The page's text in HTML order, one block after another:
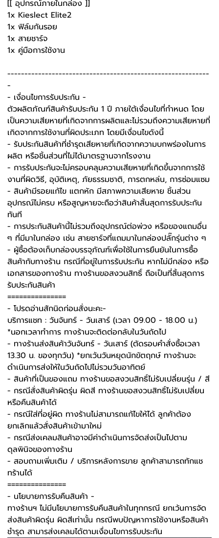
[[ อุปกรณ์ภายในกล่อง ]]
1x Kieslect Elite2
1x ฟิล์มกันรอย
1x สายชาร์จ
1x คู่มือการใช้งาน
-----------------------------------------------------------
-
-️ เงื่อนไขการรับประกัน -️
ตัวผลิตภัณฑ์สินค้ารับประกัน 1 ปี ภายใต้เงื่อนไขที่กำหนด โดย
เป็นความเสียหายที่เกิดจากการผลิตและไม่รวมถึงความเสียหายที่
เกิดจากการใช้งานที่ผิดประเภท โดยมีเงื่อนไขดังนี้
- รับประกันสินค้าที่ชำรุดเสียหายที่เกิดจากความบกพร่องในการ
ผลิต หรือชิ้นส่วนที่ไม่ได้มาตรฐานจากโรงงาน
- การรับประกันจะไม่ครอบคลุมความเสียหายที่เกิดขึ้นจากการใช้
งานที่ผิดวิธี, อุบัติเหตุ, ภัยธรรมชาติ, การตกหล่น, การซ่อมแซม
- สินค้ามีรอยแก้ไข แตกหัก มีสภาพความเสียหาย ชิ้นส่วน
อุปกรณ์ไม่ครบ หรือสูญหายจะถือว่าสินค้าสิ้นสุดการรับประกัน
ทันที
- การประกันสินค้านี้ไม่รวมถึงอุปกรณ์ต่อพ่วง หรือของแถมอื่น
ๆ ที่มีมาในกล่อง เช่น สายชาร์จที่แถมมาในกล่องปลั๊กรุ่นต่าง ๆ
-️ ผู้ซื้อต้องเก็บกล่องบรรจุภัณฑ์เพื่อใช้ในการยืนยันในการซื้อ
สินค้ากับทางร้าน กรณีที่อยู่ในการรับประกัน หากไม่มีกล่อง หรือ
เอกสารของทางร้าน ทางร้านขอสงวนสิทธิ์ ถือเป็นที่สิ้นสุดการ
รับประกันสินค้า
===============
-️ โปรดอ่านสักนิดก่อนสั่งนะคะ-️
บริการแชท : วันจันทร์ - วันเสาร์ (เวลา 09.00 - 18.00 น.)
*นอกเวลาทำการ ทางร้านจะติดต่อกลับในวันถัดไป
- ทางร้านส่งสินค้าวันจันทร์ - วันเสาร์ (ตัดรอบคำสั่งซื้อเวลา
13.30 น. ของทุกวัน) *ยกเว้นวันหยุดนักขัตฤกษ์ ทางร้านจะ
ดำเนินการส่งให้ในวันถัดไปไม่รวมวันอาทิตย์
- สินค้าที่เป็นของแถม ทางร้านขอสงวนสิทธิ์ไม่รับเปลี่ยนรุ่น / สี
- กรณีสั่งสินค้าผิดรุ่น ผิดสี ทางร้านขอสงวนสิทธิ์ไม่รับเปลี่ยน
หรือคืนสินค้าได้
- กรณีใส่ที่อยู่ผิด ทางร้านไม่สามารถแก้ไขให้ได้ ลูกค้าต้อง
ยกเลิกแล้วสั่งสินค้าเข้ามาใหม่
- กรณีส่งเคลมสินค้าอาจมีค่าดำเนินการจัดส่งเป็นไปตาม
ดุลพินิจของทางร้าน
- สอบถามเพิ่มเติม / บริการหลังการขาย ลูกค้าสามารถทักแช
ทร้านได้
===============
-️ นโยบายการรับคืนสินค้า -️
ทางร้านฯ ไม่มีนโยบายการรับคืนสินค้าในทุกกรณี ยกเว้นการจัด
ส่งสินค้าผิดรุ่น ผิดสีเท่านั้น กรณีพบปัญหาการใช้งานหรือสินค้า
ชำรุด สามารส่งเคลมได้ตามเงื่อนไขการรับประกัน